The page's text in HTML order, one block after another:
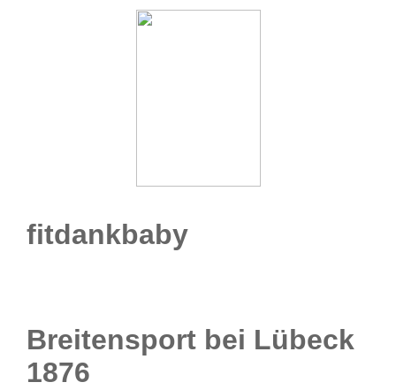
fitdankbaby
Breitensport bei Lübeck
1876